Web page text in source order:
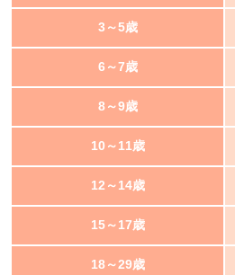
3～5歳
6～7歳
8～9歳
10～11歳
12～14歳
15～17歳
18～29歳